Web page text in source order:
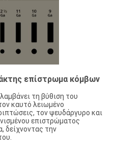
επίστρωμα κόμβων
τη βύθιση του
καυτό λειωμένο
τον ψευδάργυρο και
επιστρώματος
δείχνοντας την